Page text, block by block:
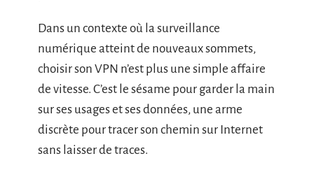
Dans un contexte où la surveillance
numérique atteint de nouveaux sommets,
choisir son VPN n’est plus une simple affaire
de vitesse. C’est le sésame pour garder la main
sur ses usages et ses données, une arme
discrète pour tracer son chemin sur Internet
sans laisser de traces.